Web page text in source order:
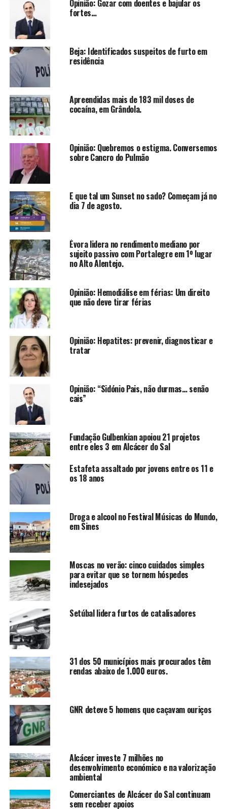
Opinião: Gozar com doentes e bajular os
fortes…
Beja: Identificados suspeitos de furto em
residência
Apreendidas mais de 183 mil doses de
cocaína, em Grândola.
Opinião: Quebremos o estigma. Conversemos
sobre Cancro do Pulmão
E que tal um Sunset no sado? Começam já no
dia 7 de agosto.
Évora lidera no rendimento mediano por
sujeito passivo com Portalegre em 1º lugar
no Alto Alentejo.
Opinião: Hemodiálise em férias: Um direito
que não deve tirar férias
Opinião: Hepatites: prevenir, diagnosticar e
tratar
Opinião: “Sidónio Pais, não durmas… senão
cais”
Fundação Gulbenkian apoiou 21 projetos
entre eles 3 em Alcácer do Sal
Estafeta assaltado por jovens entre os 11 e
os 18 anos
Droga e alcool no Festival Músicas do Mundo,
em Sines
Moscas no verão: cinco cuidados simples
para evitar que se tornem hóspedes
indesejados
Setúbal lidera furtos de catalisadores
31 dos 50 municípios mais procurados têm
rendas abaixo de 1.000 euros.
GNR deteve 5 homens que caçavam ouriços
Alcácer investe 7 milhões no
desenvolvimento económico e na valorização
ambiental
Comerciantes de Alcácer do Sal continuam
sem receber apoios